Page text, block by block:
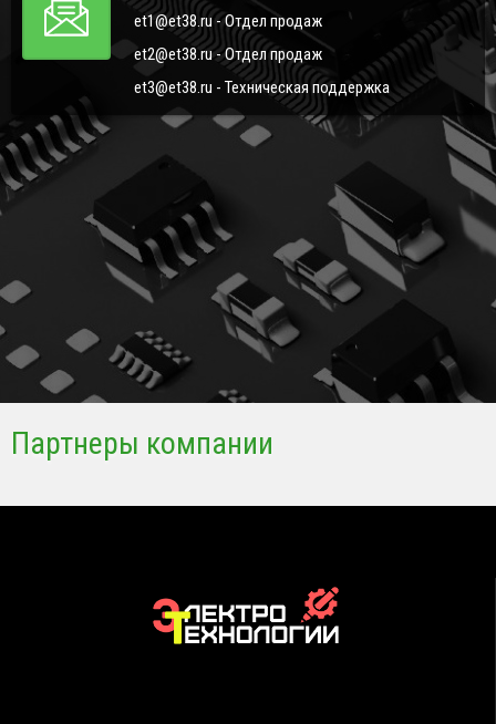
et1@et38.ru - Отдел продаж
et2@et38.ru - Отдел продаж
et3@et38.ru - Техническая поддержка
Партнеры компании